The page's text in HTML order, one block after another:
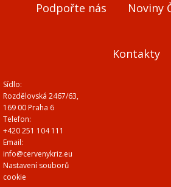
Podpořte nás Noviny
Kontakty
Sídlo:
Rozdělovská 2467/63,
169 00 Praha 6
Telefon:
+420 251 104 111
Email:
info@cervenykriz.eu
Nastavení souborů
cookie